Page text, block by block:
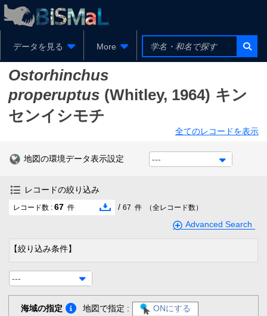
データを見る More
Ostorhinchus
properuptus (Whitley, 1964) キン
センイシモチ
全てのレコードを表示
地図の環境データ表示設定 ---
レコードの絞り込み
レコード数 : 67 件 / 67 件 （全レコード数）
Advanced Search
【絞り込み条件】
---
海域の指定 地図で指定 : ONにする